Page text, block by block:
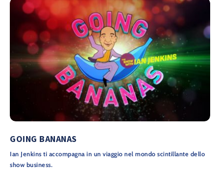
GOING BANANAS
Ian Jenkins ti accompagna in un viaggio nel mondo scintillante dello
show business.